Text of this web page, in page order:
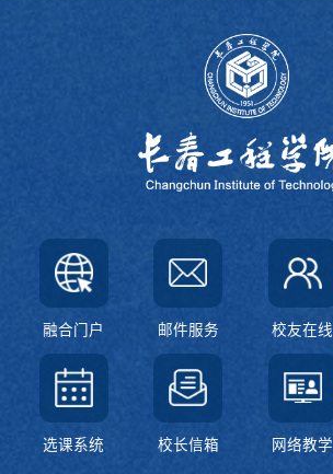
融合门户 邮件服务 校友在线
选课系统 校长信箱 网络教学